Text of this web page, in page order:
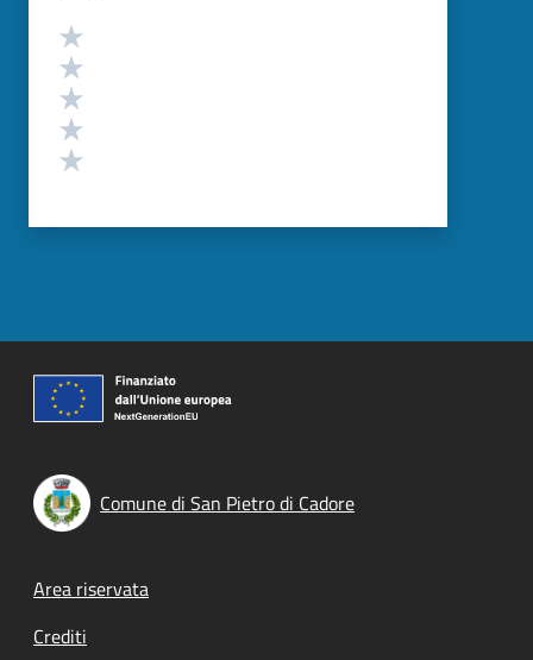
Valutazione
Comune di San Pietro di Cadore
Footer menu
Area riservata
Crediti